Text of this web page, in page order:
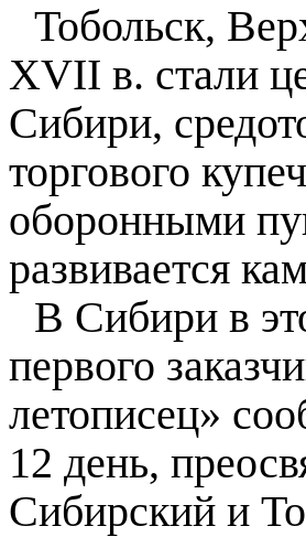
Тобольск,
XVII в. стали
Сибири,
торгового
оборонными
развивается
В Сибири в
первого
летописец»
12 день,
Сибирский и